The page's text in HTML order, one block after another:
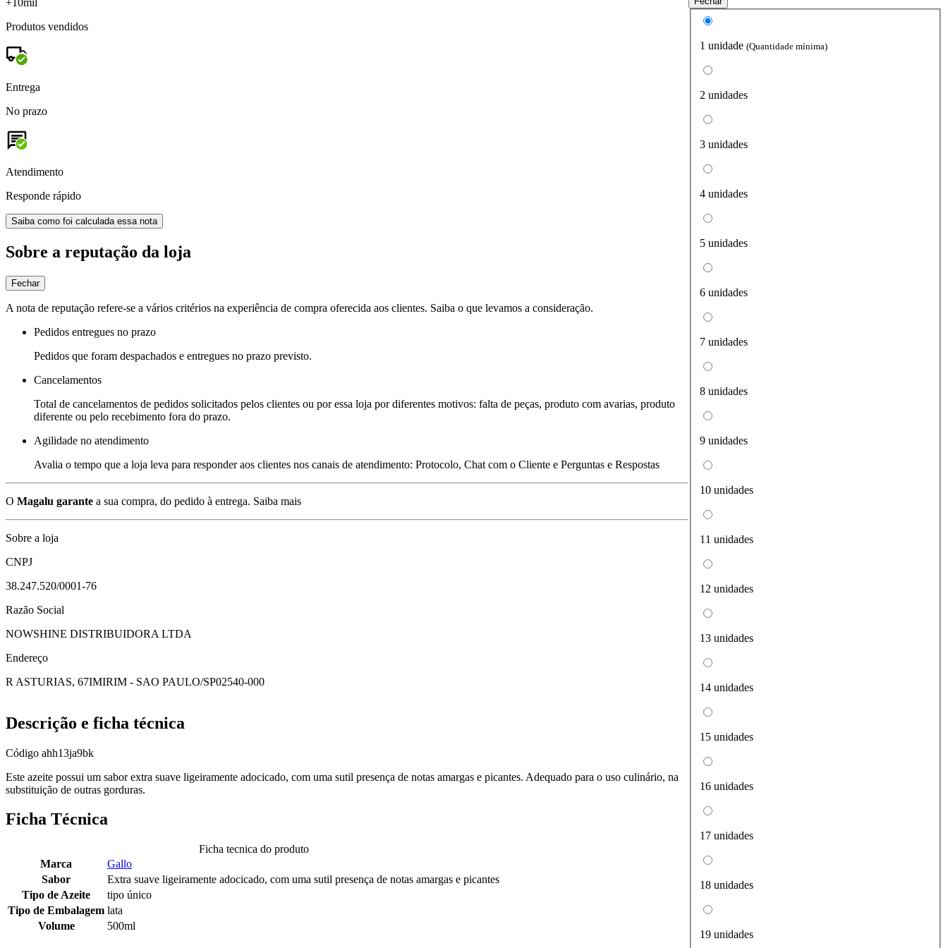
+10mil
Produtos vendidos
Entrega
No prazo
Atendimento
Responde rápido
Saiba como foi calculada essa nota
Sobre a reputação da loja
Fechar
A nota de reputação refere-se a vários critérios na experiência de compra oferecida aos clientes. Saiba o que levamos a consideração.
Pedidos entregues no prazo
Pedidos que foram despachados e entregues no prazo previsto.
Cancelamentos
Total de cancelamentos de pedidos solicitados pelos clientes ou por essa loja por diferentes motivos: falta de peças, produto com avarias, produto
diferente ou pelo recebimento fora do prazo.
Agilidade no atendimento
Avalia o tempo que a loja leva para responder aos clientes nos canais de atendimento: Protocolo, Chat com o Cliente e Perguntas e Respostas
O Magalu garante a sua compra, do pedido à entrega. Saiba mais
Sobre a loja
CNPJ
38.247.520/0001-76
Razão Social
NOWSHINE DISTRIBUIDORA LTDA
Endereço
R ASTURIAS, 67IMIRIM - SAO PAULO/SP02540-000
1 unidade (Quantidade mínima)
2 unidades
3 unidades
4 unidades
5 unidades
6 unidades
7 unidades
8 unidades
9 unidades
10 unidades
11 unidades
12 unidades
13 unidades
14 unidades
15 unidades
16 unidades
17 unidades
18 unidades
19 unidades
Descrição e ficha técnica
Código ahh13ja9bk
Este azeite possui um sabor extra suave ligeiramente adocicado, com uma sutil presença de notas amargas e picantes. Adequado para o uso culinário, na
substituição de outras gorduras.
Ficha Técnica
Ficha tecnica do produto
Marca
Gallo
Sabor
Extra suave ligeiramente adocicado, com uma sutil presença de notas amargas e picantes
Tipo de Azeite
tipo único
Tipo de Embalagem lata
Volume
500ml